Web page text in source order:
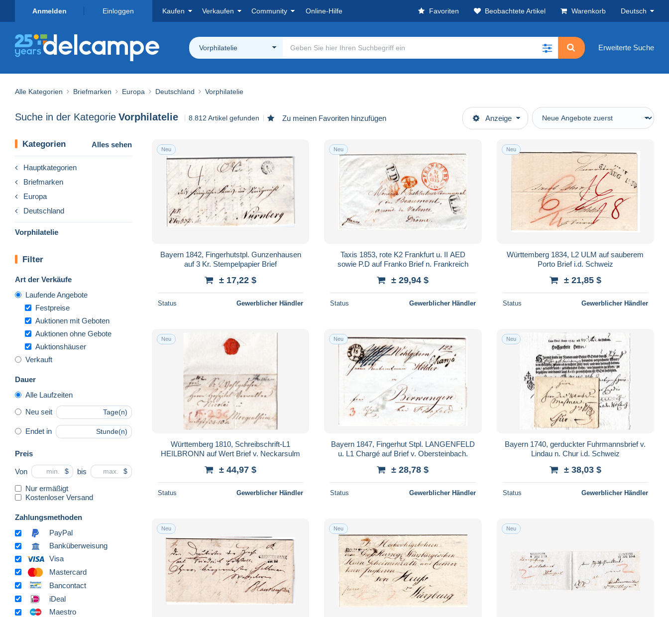
Anmelden Einloggen Kaufen Verkaufen Community Online-Hilfe Favoriten Beobachtete Artikel Warenkorb Deutsch
Vorphilatelie Erweiterte Suche
Alle Kategorien Briefmarken Europa Deutschland Vorphilatelie
Suche in der Kategorie Vorphilatelie 8.812 Artikel gefunden Zu meinen Favoriten hinzufügen Anzeige
Kategorien Alles sehen
Hauptkategorien
Briefmarken
Europa
Deutschland
Vorphilatelie
Filter
Art der Verkäufe
Laufende Angebote
Festpreise
Auktionen mit Geboten
Auktionen ohne Gebote
Auktionshäuser
Verkauft
Dauer
Alle Laufzeiten
Neu seit Tage(n)
Endet in Stunde(n)
Preis
Von $ bis $
Nur ermäßigt
Kostenloser Versand
Zahlungsmethoden
PayPal
Banküberweisung
Visa
Mastercard
Bancontact
iDeal
Maestro
Neu
Bayern 1842, Fingerhutstpl. Gunzenhausen
auf 3 Kr. Stempelpapier Brief
± 17,22 $
Status Gewerblicher Händler
Neu
Taxis 1853, rote K2 Frankfurt u. II AED
sowie P.D auf Franko Brief n. Frankreich
± 29,94 $
Status Gewerblicher Händler
Neu
Württemberg 1834, L2 ULM auf sauberem
Porto Brief i.d. Schweiz
± 21,85 $
Status Gewerblicher Händler
Neu
Württemberg 1810, Schreibschrift-L1
HEILBRONN auf Wert Brief v. Neckarsulm
± 44,97 $
Status Gewerblicher Händler
Neu
Bayern 1847, Fingerhut Stpl. LANGENFELD
u. L1 Chargé auf Brief v. Obersteinbach.
± 28,78 $
Status Gewerblicher Händler
Neu
Bayern 1740, gerduckter Fuhrmannsbrief v.
Lindau n. Chur i.d. Schweiz
± 38,03 $
Status Gewerblicher Händler
Neu Neu Neu